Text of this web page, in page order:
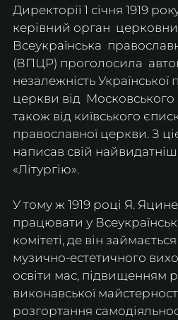
Директорії 1 січня 1919
керівний орган
Всеукраїнська
(ВПЦР) проголосила
незалежність Української
церкви від  Московського
також від київського
православної церкви. З
написав свій
«Літургію».
У тому ж 1919 році Я.
працювати у
комітеті, де він
музично-естетичного
освіти мас, підвищенням
виконавської
розгортання